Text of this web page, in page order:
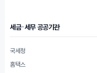
세금·세무 공공기관
국세청
홈택스